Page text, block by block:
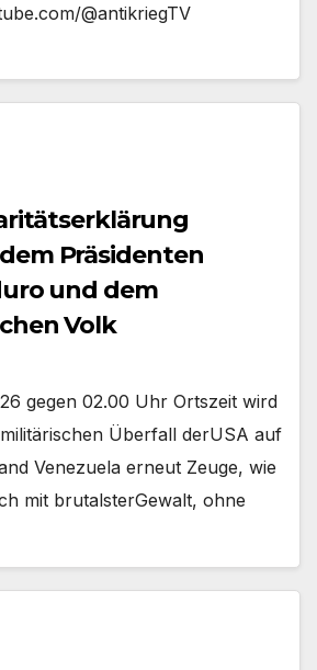
@antikriegTV
Präsidenten
und dem
Volk
gegen 02.00 Uhr Ortszeit wird
Überfall derUSA auf
Venezuela erneut Zeuge, wie
mit brutalsterGewalt, ohne